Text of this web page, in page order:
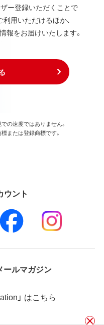
ー登録いただくことで
用いただけるほか、
報をお届けいたします。
の速度ではありません。
または登録商標です。
ウント
ールマガジン
」 はこちら